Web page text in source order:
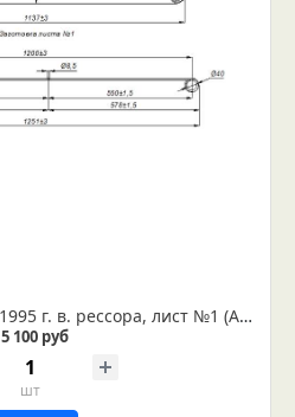
OPEL FRONTERA A 1991-1995 г. в. рессора, лист №1 (Арт. IR 31-02-01)
5 100 руб
шт